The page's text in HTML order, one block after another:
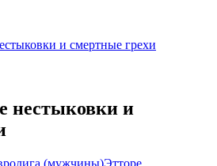
и смертные грехи
нестыковки и
(мужчины)Этторе